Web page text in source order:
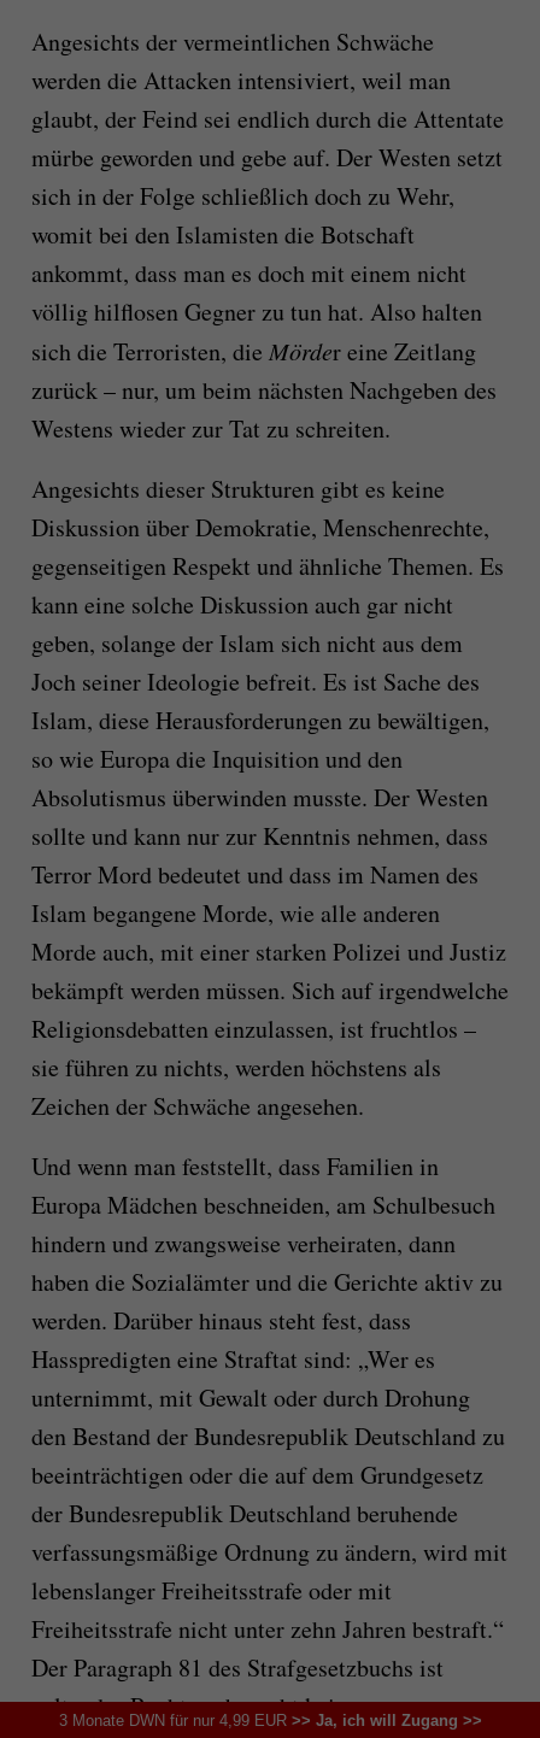
Angesichts der vermeintlichen Schwäche
werden die Attacken intensiviert, weil man
glaubt, der Feind sei endlich durch die Attentate
mürbe geworden und gebe auf. Der Westen setzt
sich in der Folge schließlich doch zu Wehr,
womit bei den Islamisten die Botschaft
ankommt, dass man es doch mit einem nicht
völlig hilflosen Gegner zu tun hat. Also halten
sich die Terroristen, die Mörder eine Zeitlang
zurück – nur, um beim nächsten Nachgeben des
Westens wieder zur Tat zu schreiten.
Angesichts dieser Strukturen gibt es keine
Diskussion über Demokratie, Menschenrechte,
gegenseitigen Respekt und ähnliche Themen. Es
kann eine solche Diskussion auch gar nicht
geben, solange der Islam sich nicht aus dem
Joch seiner Ideologie befreit. Es ist Sache des
Islam, diese Herausforderungen zu bewältigen,
so wie Europa die Inquisition und den
Absolutismus überwinden musste. Der Westen
sollte und kann nur zur Kenntnis nehmen, dass
Terror Mord bedeutet und dass im Namen des
Islam begangene Morde, wie alle anderen
Morde auch, mit einer starken Polizei und Justiz
bekämpft werden müssen. Sich auf irgendwelche
Religionsdebatten einzulassen, ist fruchtlos –
sie führen zu nichts, werden höchstens als
Zeichen der Schwäche angesehen.
Und wenn man feststellt, dass Familien in
Europa Mädchen beschneiden, am Schulbesuch
hindern und zwangsweise verheiraten, dann
haben die Sozialämter und die Gerichte aktiv zu
werden. Darüber hinaus steht fest, dass
Hasspredigten eine Straftat sind: „Wer es
unternimmt, mit Gewalt oder durch Drohung
den Bestand der Bundesrepublik Deutschland zu
beeinträchtigen oder die auf dem Grundgesetz
der Bundesrepublik Deutschland beruhende
verfassungsmäßige Ordnung zu ändern, wird mit
lebenslanger Freiheitsstrafe oder mit
Freiheitsstrafe nicht unter zehn Jahren bestraft.“
Der Paragraph 81 des Strafgesetzbuchs ist
geltendes Recht, es braucht keine
3 Monate DWN für nur 4,99 EUR>> Ja, ich will Zugang >>